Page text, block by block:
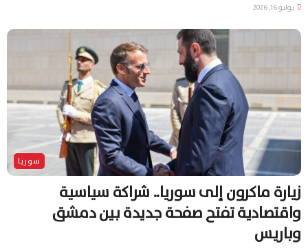
يوليو 16, 2026
سوريا
زيارة ماكرون إلى سوريا.. شراكة سياسية
واقتصادية تفتح صفحة جديدة بين دمشق
وباريس